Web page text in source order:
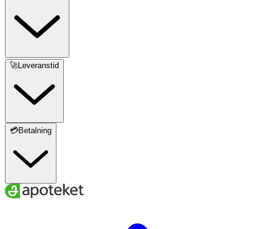
🚀Leveranstid
💳Betalning